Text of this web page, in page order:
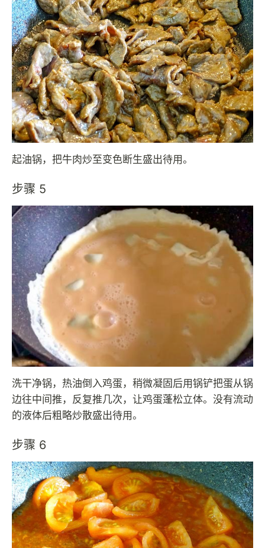
起油锅，把牛肉炒至变色断生盛出待用。
步骤 5
洗干净锅，热油倒入鸡蛋，稍微凝固后用锅铲把蛋从锅
边往中间推，反复推几次，让鸡蛋蓬松立体。没有流动
的液体后粗略炒散盛出待用。
步骤 6